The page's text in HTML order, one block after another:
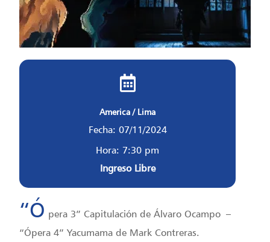
America / Lima
Fecha: 07/11/2024
Hora: 7:30 pm
Ingreso Libre
“Ó pera 3” Capitulación de Álvaro Ocampo –
“Ópera 4” Yacumama de Mark Contreras.